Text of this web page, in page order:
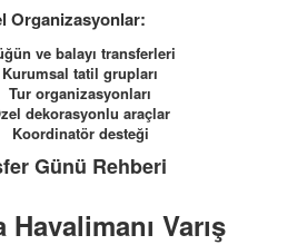
Organizasyonlar:
ve balayı transferleri
Kurumsal tatil grupları
Tur organizasyonları
dekorasyonlu araçlar
Koordinatör desteği
Günü Rehberi
Havalimanı Varış